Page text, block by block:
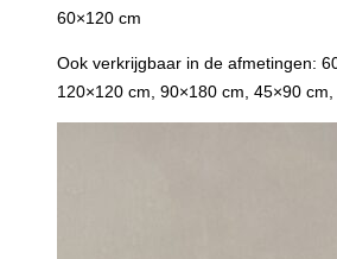
60×120 cm
Ook verkrijgbaar in de afmetingen:
120×120 cm, 90×180 cm, 45×90 cm,